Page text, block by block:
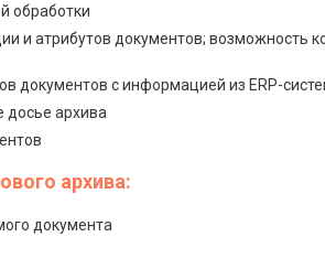
обработки
и атрибутов документов; возможность
документов с информацией из ERP-
досье архива
архива:
документа